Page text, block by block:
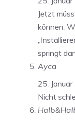
Jetzt
können.
springt
Ayca
25.
Nicht